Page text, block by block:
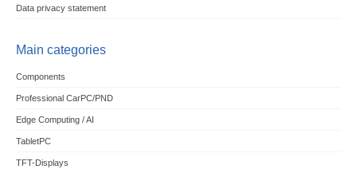
Data privacy statement
Main categories
Components
Professional CarPC/PND
Edge Computing / AI
TabletPC
TFT-Displays